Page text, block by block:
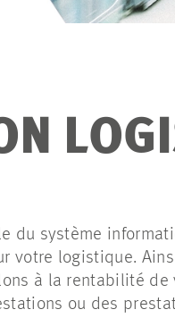
du système
votre logistique.
à la rentabilité
ou des